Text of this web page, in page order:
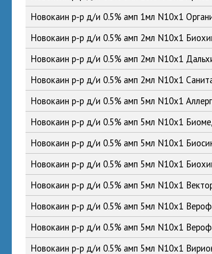
Новокаин р-р д/и 0.5% амп 1мл N10x1
Новокаин р-р д/и 0.5% амп 2мл N10x1
Новокаин р-р д/и 0.5% амп 2мл N10x1
Новокаин р-р д/и 0.5% амп 2мл N10x1
Новокаин р-р д/и 0.5% амп 5мл N10x1
Новокаин р-р д/и 0.5% амп 5мл N10x1
Новокаин р-р д/и 0.5% амп 5мл N10x1
Новокаин р-р д/и 0.5% амп 5мл N10x1
Новокаин р-р д/и 0.5% амп 5мл N10x1
Новокаин р-р д/и 0.5% амп 5мл N10x1
Новокаин р-р д/и 0.5% амп 5мл N10x1
Новокаин р-р д/и 0.5% амп 5мл N10x1